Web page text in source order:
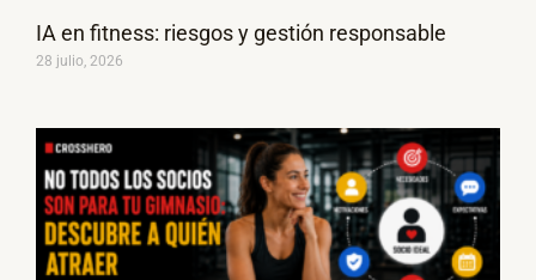
IA en fitness: riesgos y gestión responsable
28 julio, 2026